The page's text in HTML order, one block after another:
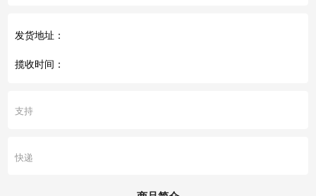
发货地址：
揽收时间：
支持
快递